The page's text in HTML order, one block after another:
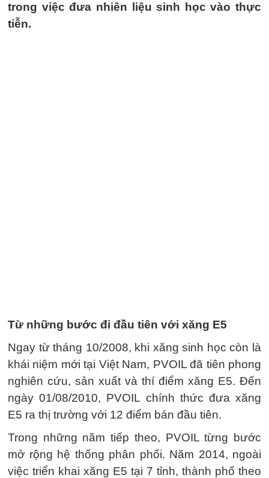
trong việc đưa nhiên liệu sinh học vào thực
tiễn.
Từ những bước đi đầu tiên với xăng E5
Ngay từ tháng 10/2008, khi xăng sinh học còn là
khái niệm mới tại Việt Nam, PVOIL đã tiên phong
nghiên cứu, sản xuất và thí điểm xăng E5. Đến
ngày 01/08/2010, PVOIL chính thức đưa xăng
E5 ra thị trường với 12 điểm bán đầu tiên.
Trong những năm tiếp theo, PVOIL từng bước
mở rộng hệ thống phân phối. Năm 2014, ngoài
việc triển khai xăng E5 tại 7 tỉnh, thành phố theo